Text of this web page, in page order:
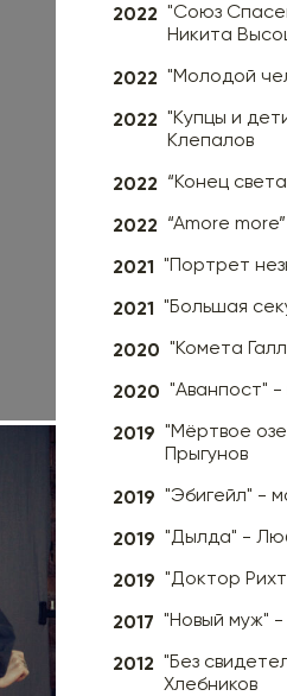
2022 "Союз
Никита
2022 "Молодой
2022 "Купцы и
Клепалов
2022 “Конец
2022 “Amore
2021 "Портрет
2021 "Большая
2020 "Комета
2020 "Аванпост" -
2019 "Мёртвое
Прыгунов
2019 "Эбигейл" -
2019 "Дылда" -
2019 "Доктор
2017 "Новый муж" -
2012 "Без
Хлебников